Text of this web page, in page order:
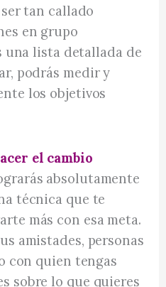
tan callado
en grupo
una lista detallada de
podrás medir y
los objetivos
el cambio
absolutamente
técnica que te
más con esa meta.
amistades, personas
con quien tengas
sobre lo que quieres